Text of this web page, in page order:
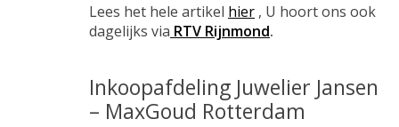
Lees het hele artikel hier , U hoort ons ook
dagelijks via RTV Rijnmond.
Inkoopafdeling Juwelier Jansen
– MaxGoud Rotterdam